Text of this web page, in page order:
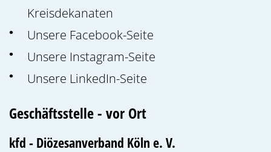
Kreisdekanaten
Unsere Facebook-Seite
Unsere Instagram-Seite
Unsere LinkedIn-Seite
Geschäftsstelle - vor Ort
kfd - Diözesanverband Köln e. V.